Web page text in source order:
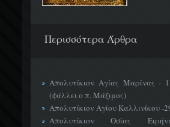
Περισσότερα Άρθρα
Απολυτίκιον Αγίας Μαρίνας -
(ψάλλει ο π. Μάξιμος)
Απολυτίκιον Αγίου Καλλινίκου -
Απολυτίκιον Οσίας